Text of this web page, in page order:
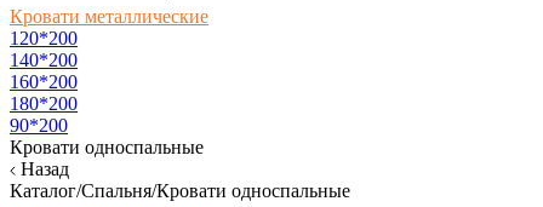
Кровати металлические
120*200
140*200
160*200
180*200
90*200
Кровати односпальные
Назад
Каталог/Спальня/Кровати односпальные